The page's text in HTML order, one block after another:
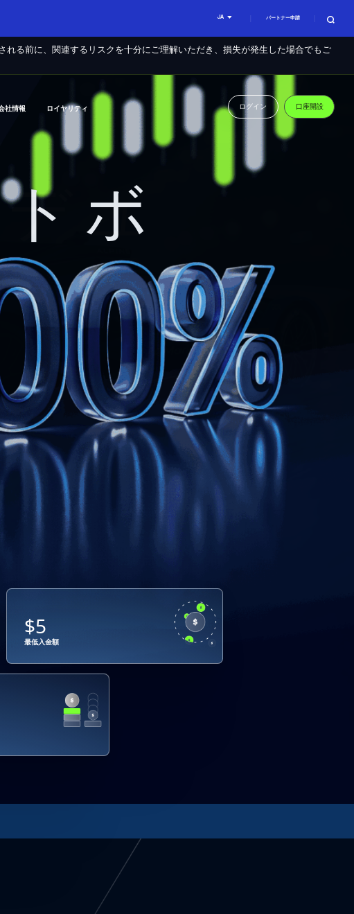
JA パートナー申請
る前に、関連するリスクを十分にご理解いただき、損失が発生した場合でもご
社情報 ロイヤリティ ログイン 口座開設
ード
ュ
ボ
$5
最低入金額